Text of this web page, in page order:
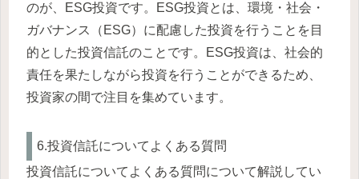
のが、ESG投資です。ESG投資とは、環境・社会・
ガバナンス（ESG）に配慮した投資を行うことを目
的とした投資信託のことです。ESG投資は、社会的
責任を果たしながら投資を行うことができるため、
投資家の間で注目を集めています。
6.投資信託についてよくある質問
投資信託についてよくある質問について解説してい